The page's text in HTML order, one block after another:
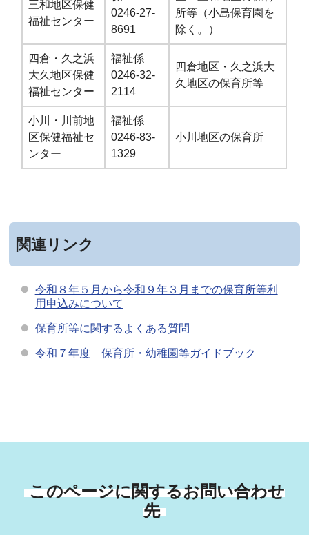
三和地区保健
福祉センター
0246-27-
8691
所等（小島保育園を
除く。）
四倉・久之浜
大久地区保健
福祉センター
福祉係
0246-32-
2114
四倉地区・久之浜大
久地区の保育所等
小川・川前地
区保健福祉セ
ンター
福祉係
0246-83-
1329
小川地区の保育所
関連リンク
令和８年５月から令和９年３月までの保育所等利
用申込みについて
保育所等に関するよくある質問
令和７年度 保育所・幼稚園等ガイドブック
このページに関するお問い合わせ
先